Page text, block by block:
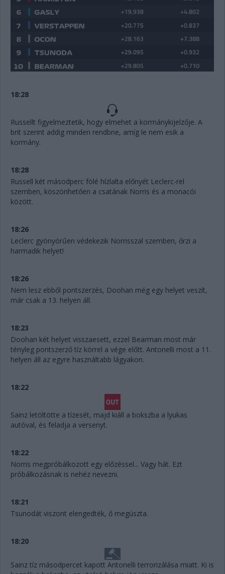
18:28
Russellt figyelmeztetik, hogy elmehet a kormánykijelzője. A
brit szerint addig minden rendbne, amíg le nem esik a
kormány.
18:28
Russell két másodperc fölé hízlalta előnyét Leclerc-rel
szemben, köszönhetően a csatának Norris és a monacói
között.
18:26
Leclerc gyönyörűen védekezik Norrisszal szemben, őrzi a
harmadik helyet!
18:26
Nem lesz ebből pontszerzés, Doohan még egy helyet veszít,
már csak a 13. helyen áll.
18:23
Doohan két helyet visszaesett, ezzel Bearman most már
tényleg pontszerző tíz körrel a vége előtt. Antonelli most a 11.
helyen áll az egyre használtabb lágyakon.
18:22
Sainz letöltötte a tízesét, majd kiáll a bokszba a lyukas
autóval, és feladja a versenyt.
18:22
Norris megpróbálkozott egy előzéssel... Vagy hát. Ezt
próbálkozásnak is nehéz nevezni.
18:21
Tsunodát viszont elengedték, ő megúszta.
18:20
Sainz tíz másodpercet kapott Antonelli terrorizálása miatt. Ki is